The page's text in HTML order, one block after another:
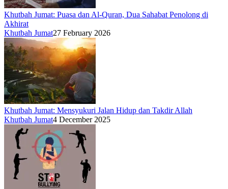
Khutbah Jumat: Puasa dan Al-Quran, Dua Sahabat Penolong di
Akhirat
Khutbah Jumat27 February 2026
Khutbah Jumat: Mensyukuri Jalan Hidup dan Takdir Allah
Khutbah Jumat4 December 2025